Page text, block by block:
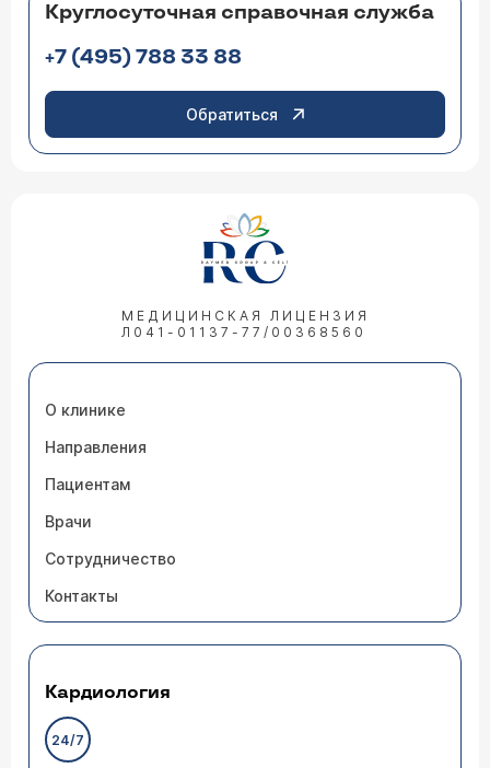
Круглосуточная справочная служба
+7 (495) 788 33 88
Обратиться
МЕДИЦИНСКАЯ ЛИЦЕНЗИЯ
Л041-01137-77/00368560
О клинике
Направления
Пациентам
Врачи
Сотрудничество
Контакты
Кардиология
24/7